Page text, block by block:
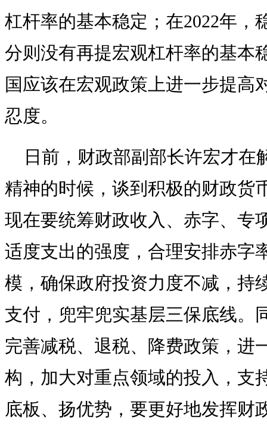
杠杆率的基本稳定；在2022年，
分则没有再提宏观杠杆率的基本
国应该在宏观政策上进一步提高
忍度。
日前，财政部副部长许宏才在
精神的时候，谈到积极的财政货
现在要统筹财政收入、赤字、专
适度支出的强度，合理安排赤字
模，确保政府投资力度不减，持
支付，兜牢兜实基层三保底线。
完善减税、退税、降费政策，进
构，加大对重点领域的投入，支
底板、扬优势，要更好地发挥财